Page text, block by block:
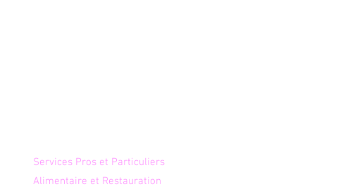
Services Pros et Particuliers
Alimentaire et Restauration